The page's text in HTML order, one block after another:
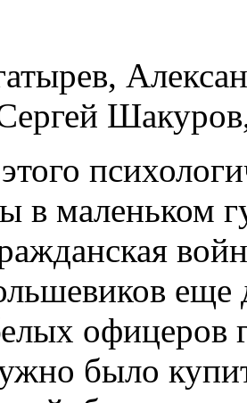
,
Шакуров
в маленьком
еще
офицеров
было